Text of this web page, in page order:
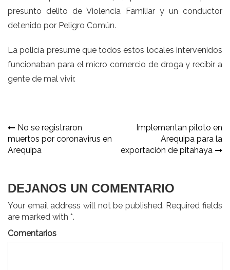
presunto delito de Violencia Familiar y un conductor
detenido por Peligro Común.
La policía presume que todos estos locales intervenidos
funcionaban para el micro comercio de droga y recibir a
gente de mal vivir.
Navegación
de
No se registraron
muertos por coronavirus en
Arequipa
Implementan piloto en
Arequipa para la
exportación de pitahaya
DEJANOS UN COMENTARIO
Your email address will not be published. Required fields
are marked with *.
Comentarios